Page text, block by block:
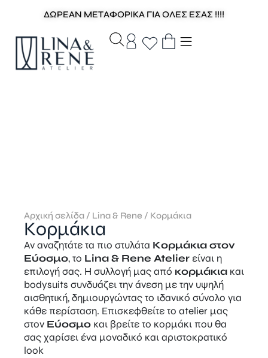
ΔΩΡΕΑΝ ΜΕΤΑΦΟΡΙΚΑ ΓΙΑ ΟΛΕΣ ΕΣΑΣ !!!!
Αρχική σελίδα / Lina & Rene / Κορμάκια
Κορμάκια
Αν αναζητάτε τα πιο στυλάτα Κορμάκια στον
Εύοσμο, το Lina & Rene Atelierείναι η
επιλογή σας. Η συλλογή μας από κορμάκια και
bodysuits συνδυάζει την άνεση με την υψηλή
αισθητική, δημιουργώντας το ιδανικό σύνολο για
κάθε περίσταση. Επισκεφθείτε το atelier μας
στον Εύοσμο και βρείτε το κορμάκι που θα
σας χαρίσει ένα μοναδικό και αριστοκρατικό
look